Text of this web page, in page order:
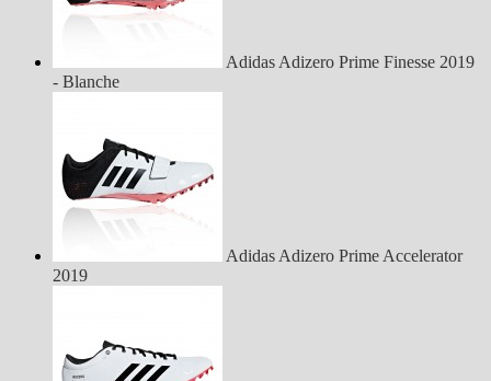
Adidas Adizero Prime Finesse 2019
- Blanche
Adidas Adizero Prime Accelerator
2019